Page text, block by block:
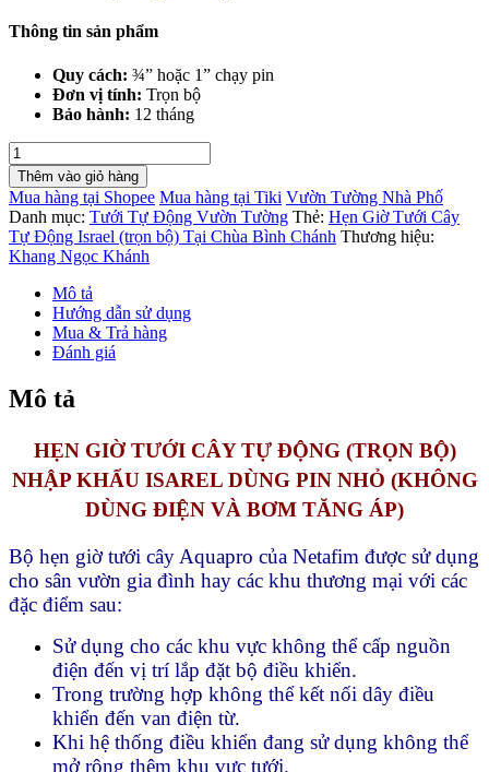
Thông tin sản phẩm
Quy cách: ¾” hoặc 1” chạy pin
Đơn vị tính: Trọn bộ
Bảo hành: 12 tháng
Hẹn
Giờ
Tưới
Cây
Tự
Động
Israel
(trọn
Chùa
Chánh
số
Thêm vào giỏ hàng
Mua hàng tại Shopee Mua hàng tại Tiki Vườn Tường Nhà Phố
Danh mục: Tưới Tự Động Vườn Tường Thẻ: Hẹn Giờ Tưới Cây
Tự Động Israel (trọn bộ) Tại Chùa Bình Chánh Thương hiệu:
Khang Ngọc Khánh
Mô tả
Hướng dẫn sử dụng
Mua & Trả hàng
Đánh giá
Mô tả
HẸN GIỜ TƯỚI CÂY TỰ ĐỘNG (TRỌN BỘ)
NHẬP KHẨU ISAREL DÙNG PIN NHỎ (KHÔNG
DÙNG ĐIỆN VÀ BƠM TĂNG ÁP)
Bộ hẹn giờ tưới cây Aquapro của Netafim được sử dụng
cho sân vườn gia đình hay các khu thương mại với các
đặc điểm sau:
Sử dụng cho các khu vực không thể cấp nguồn
điện đến vị trí lắp đặt bộ điều khiển.
Trong trường hợp không thể kết nối dây điều
khiển đến van điện từ.
Khi hệ thống điều khiển đang sử dụng không thể
mở rộng thêm khu vực tưới.